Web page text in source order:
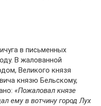
в письменных
В жалованной
Великого князя
князю Бельскому,
«Пожаловал князе
ему в вотчину город Лух